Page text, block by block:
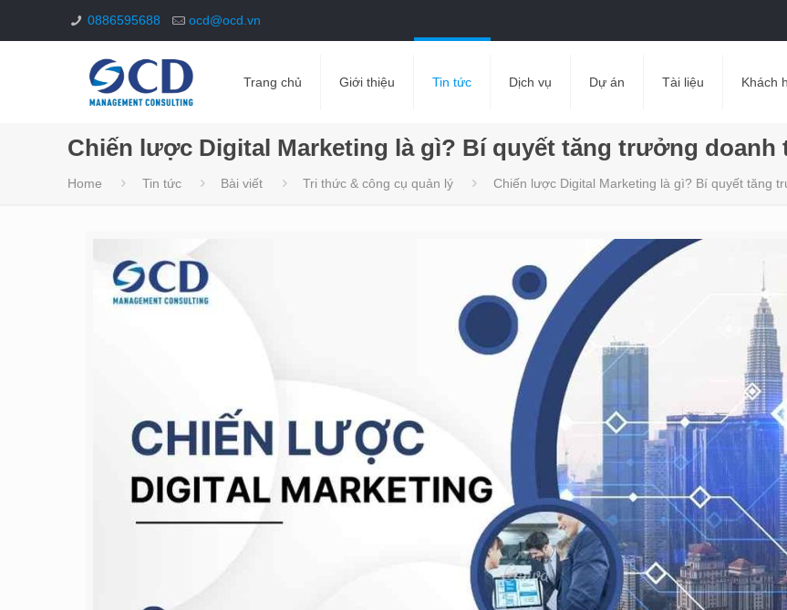
0886595688 ocd@ocd.vn
Trang chủ Giới thiệu Tin tức Dịch vụ Dự án Tài liệu Khách
Chiến lược Digital Marketing là gì? Bí quyết tăng trưởng doanh
Home Tin tức Bài viết Tri thức & công cụ quản lý Chiến lược Digital Marketing là gì? Bí quyết tăng